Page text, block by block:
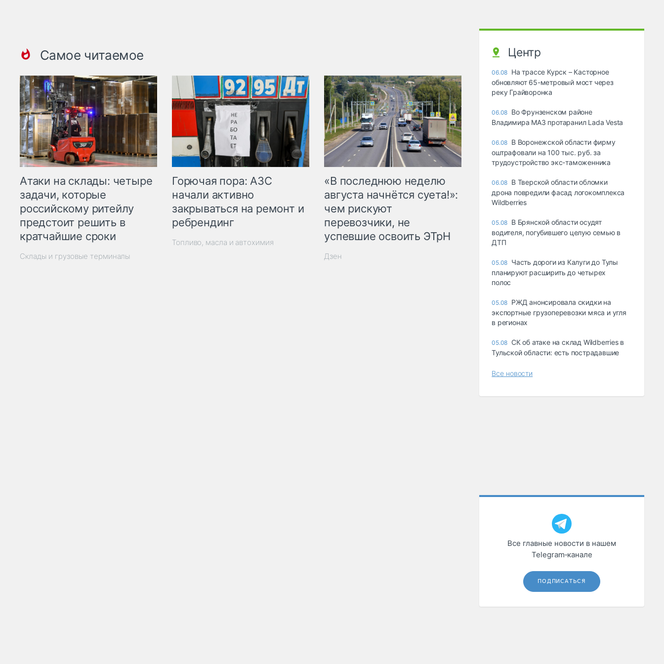
Самое читаемое
Атаки на склады: четыре
задачи, которые
российскому ритейлу
предстоит решить в
кратчайшие сроки
Склады и грузовые терминалы
Горючая пора: АЗС
начали активно
закрываться на ремонт и
ребрендинг
Топливо, масла и автохимия
«В последнюю неделю
августа начнётся суета!»:
чем рискуют
перевозчики, не
успевшие освоить ЭТрН
Дзен
Центр
06.08 На трассе Курск – Касторное
обновляют 65-метровый мост через
реку Грайворонка
06.08 Во Фрунзенском районе
Владимира МАЗ протаранил Lada Vesta
06.08 В Воронежской области фирму
оштрафовали на 100 тыс. руб. за
трудоустройство экс-таможенника
06.08 В Тверской области обломки
дрона повредили фасад логокомплекса
Wildberries
05.08 В Брянской области осудят
водителя, погубившего целую семью в
ДТП
05.08 Часть дороги из Калуги до Тулы
планируют расширить до четырех
полос
05.08 РЖД анонсировала скидки на
экспортные грузоперевозки мяса и угля
в регионах
05.08 СК об атаке на склад Wildberries в
Тульской области: есть пострадавшие
Все новости
Все главные новости в нашем
Telegram‑канале
ПОДПИСАТЬСЯ